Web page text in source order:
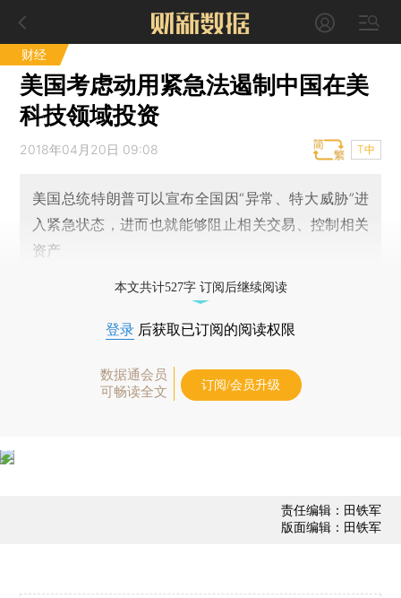
财经
美国考虑动用紧急法遏制中国在美
科技领域投资
2018年04月20日 09:08 T中
美国总统特朗普可以宣布全国因“异常、特大威胁”进
入紧急状态，进而也就能够阻止相关交易、控制相关
资产
本文共计527字 订阅后继续阅读
登录 后获取已订阅的阅读权限
数据通会员
可畅读全文
订阅/会员升级
责任编辑：田铁军
版面编辑：田铁军